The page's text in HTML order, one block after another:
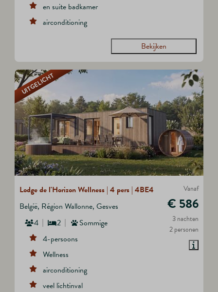
en suite badkamer
airconditioning
Bekijken
UITGELICHT
Vanaf
€ 586
3 nachten
2 personen
Lodge de l'Horizon Wellness | 4 pers | 4BE4
België, Région Wallonne, Gesves
4
2
Sommige
4-persoons
Wellness
airconditioning
veel lichtinval